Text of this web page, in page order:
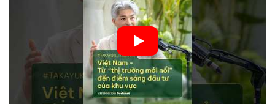
🎥 Xem video trực tiếp tại:
Nguồn: VIETSUCCESS